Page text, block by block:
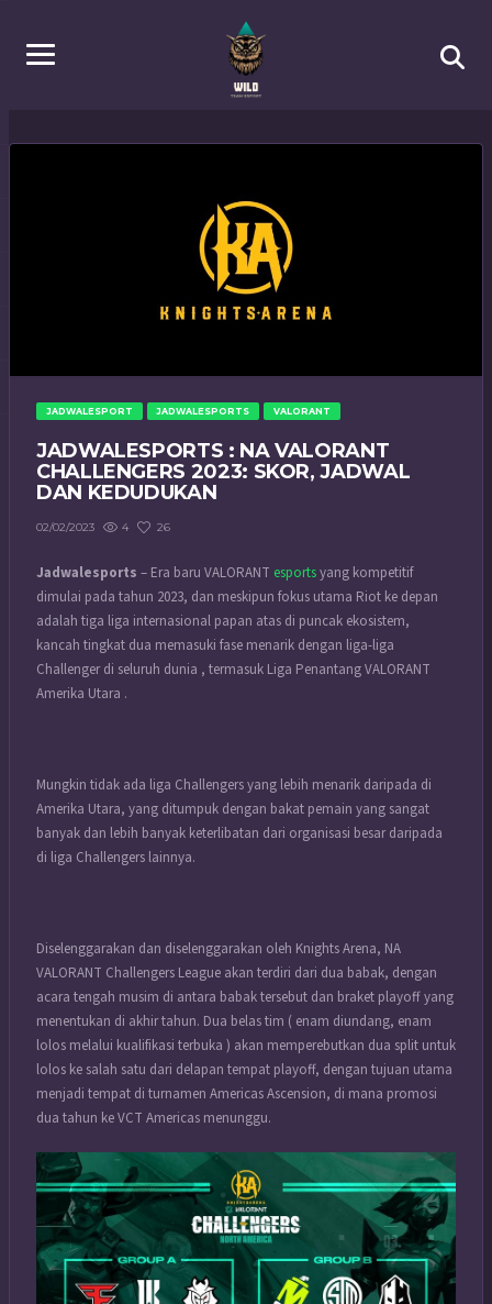
JADWALESPORT JADWALESPORTS VALORANT
JADWALESPORTS : NA VALORANT
CHALLENGERS 2023: SKOR, JADWAL
DAN KEDUDUKAN
02/02/2023 4 26
Jadwalesports – Era baru VALORANT esportsyang kompetitif
dimulai pada tahun 2023, dan meskipun fokus utama Riot ke depan
adalah tiga liga internasional papan atas di puncak ekosistem,
kancah tingkat dua memasuki fase menarik dengan liga-liga
Challenger di seluruh dunia , termasuk Liga Penantang VALORANT
Amerika Utara .
Mungkin tidak ada liga Challengers yang lebih menarik daripada di
Amerika Utara, yang ditumpuk dengan bakat pemain yang sangat
banyak dan lebih banyak keterlibatan dari organisasi besar daripada
di liga Challengers lainnya.
Diselenggarakan dan diselenggarakan oleh Knights Arena, NA
VALORANT Challengers League akan terdiri dari dua babak, dengan
acara tengah musim di antara babak tersebut dan braket playoff yang
menentukan di akhir tahun. Dua belas tim ( enam diundang, enam
lolos melalui kualifikasi terbuka ) akan memperebutkan dua split untuk
lolos ke salah satu dari delapan tempat playoff, dengan tujuan utama
menjadi tempat di turnamen Americas Ascension, di mana promosi
dua tahun ke VCT Americas menunggu.